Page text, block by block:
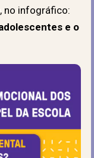
no infográfico:
e o